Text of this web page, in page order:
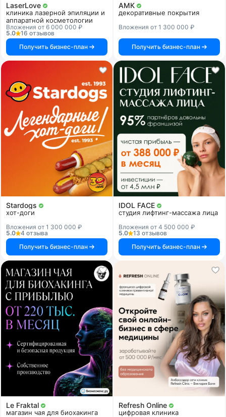
LaserLove
клиника лазерной эпиляции и
аппаратной косметологии
Вложения от 6 000 000 ₽
5.0
16 отзывов
Получить бизнес-план
АМК
декоративные покрытия
Вложения от 1 300 000 ₽
Получить бизнес-план
Stardogs
хот-доги
Вложения от 1 300 000 ₽
5.0
4 отзыва
Получить бизнес-план
IDOL FACE
студия лифтинг-массажа лица
Вложения от 4 500 000 ₽
5.0
13 отзывов
Получить бизнес-план
Le Fraktal
магазин чая для биохакинга
Refresh Online
цифровая клиника